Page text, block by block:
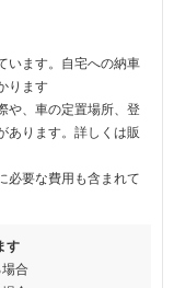
います。自宅への納車
ります
や、車の定置場所、登
あります。詳しくは販
必要な費用も含まれて
す
合